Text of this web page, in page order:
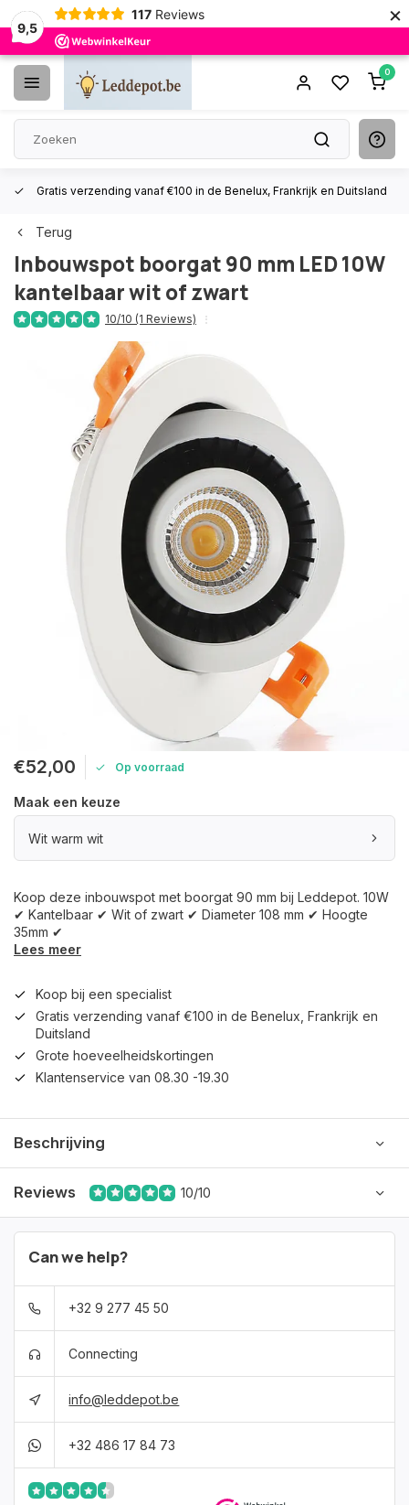
9,5
117 Reviews ×
0
Gratis verzending vanaf €100 in de Benelux, Frankrijk en Duitsland
Terug
Inbouwspot boorgat 90 mm LED 10W
kantelbaar wit of zwart
10/10 (1 Reviews)
€52,00 Op voorraad
Maak een keuze
Wit warm wit
Koop deze inbouwspot met boorgat 90 mm bij Leddepot. 10W
✔ Kantelbaar ✔ Wit of zwart ✔ Diameter 108 mm ✔ Hoogte
35mm ✔
Lees meer
Koop bij een specialist
Gratis verzending vanaf €100 in de Benelux, Frankrijk en
Duitsland
Grote hoeveelheidskortingen
Klantenservice van 08.30 -19.30
Beschrijving
Reviews 10/10
Can we help?
+32 9 277 45 50
Connecting
info@leddepot.be
+32 486 17 84 73